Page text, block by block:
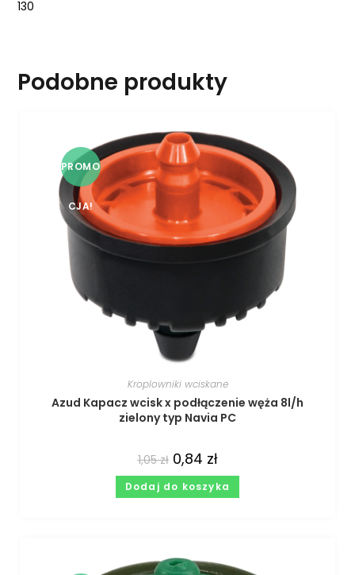
130
Podobne produkty
PROMO
CJA!
Kroplowniki wciskane
Azud Kapacz wcisk x podłączenie węża 8l/h
zielony typ Navia PC
1,05zł 0,84 zł
Dodaj do koszyka